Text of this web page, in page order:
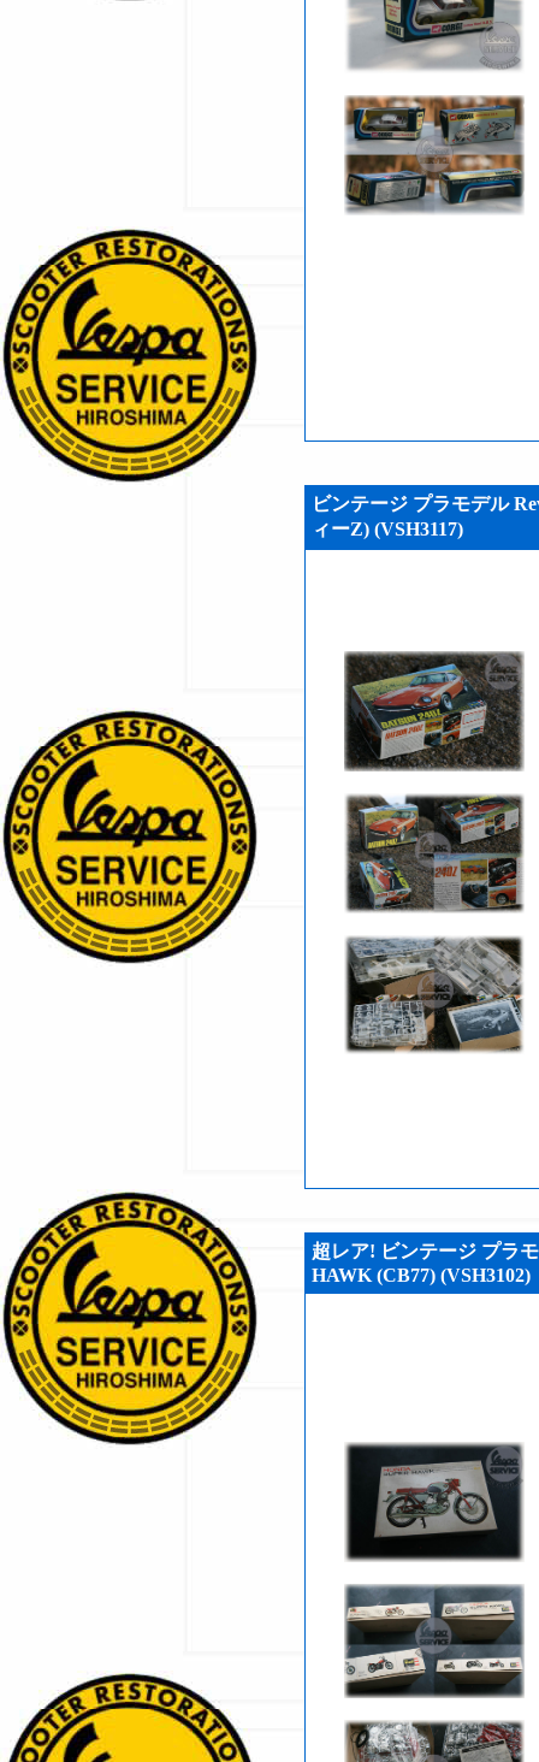
ビンテージ プラモデル
ィーZ) (VSH3117)
超レア! ビンテージ プラ
HAWK (CB77) (VSH3102)